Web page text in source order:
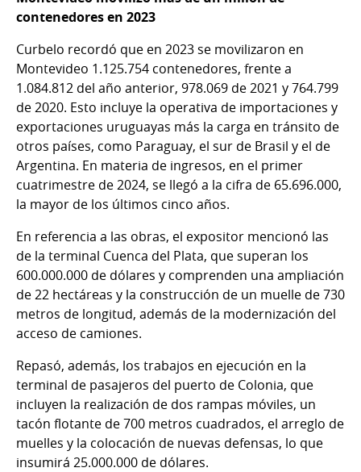
contenedores en 2023
Curbelo recordó que en 2023 se movilizaron en
Montevideo 1.125.754 contenedores, frente a
1.084.812 del año anterior, 978.069 de 2021 y 764.799
de 2020. Esto incluye la operativa de importaciones y
exportaciones uruguayas más la carga en tránsito de
otros países, como Paraguay, el sur de Brasil y el de
Argentina. En materia de ingresos, en el primer
cuatrimestre de 2024, se llegó a la cifra de 65.696.000,
la mayor de los últimos cinco años.
En referencia a las obras, el expositor mencionó las
de la terminal Cuenca del Plata, que superan los
600.000.000 de dólares y comprenden una ampliación
de 22 hectáreas y la construcción de un muelle de 730
metros de longitud, además de la modernización del
acceso de camiones.
Repasó, además, los trabajos en ejecución en la
terminal de pasajeros del puerto de Colonia, que
incluyen la realización de dos rampas móviles, un
tacón flotante de 700 metros cuadrados, el arreglo de
muelles y la colocación de nuevas defensas, lo que
insumirá 25.000.000 de dólares.